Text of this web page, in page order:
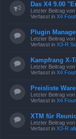
Das X4 9.00
Letzter Beitrag von
Verfasst in X4
Plugin
Letzter Beitrag von
Verfasst in X3-R
Kampfrang X-
Letzter Beitrag von
Verfasst in X4
Preisliste
Letzter Beitrag von
Verfasst in X4
XTM für
Letzter Beitrag von
Verfasst in X3-R